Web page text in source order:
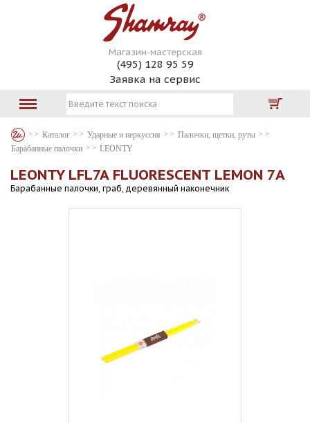
Магазин-мастерская
(495) 128 95 59
Заявка на сервис
Каталог Ударные и перкуссия
Палочки, щетки, руты
Барабанные палочки
LEONTY
LEONTY LFL7A FLUORESCENT LEMON 7А
Барабанные палочки, граб, деревянный наконечник